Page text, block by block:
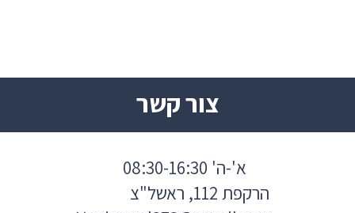
הרקפת 112, ראשל"צ
א'-ה' 08:30-16:30
צור קשר